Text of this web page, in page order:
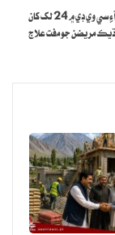
2023 ۾ اين آءِ سي وي ڊي ۾ 24 لک کان
مريضن جو مفت علاج